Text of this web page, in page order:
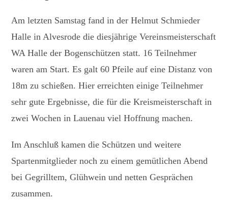
Am letzten Samstag fand in der Helmut Schmieder
Halle in Alvesrode die diesjährige Vereinsmeisterschaft
WA Halle der Bogenschützen statt. 16 Teilnehmer
waren am Start. Es galt 60 Pfeile auf eine Distanz von
18m zu schießen. Hier erreichten einige Teilnehmer
sehr gute Ergebnisse, die für die Kreismeisterschaft in
zwei Wochen in Lauenau viel Hoffnung machen.
Im Anschluß kamen die Schützen und weitere
Spartenmitglieder noch zu einem gemütlichen Abend
bei Gegrilltem, Glühwein und netten Gesprächen
zusammen.